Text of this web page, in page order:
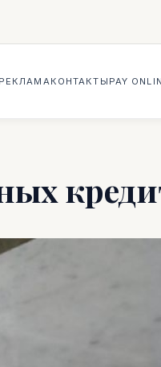
РЕКЛАМА КОНТАКТЫ PAY